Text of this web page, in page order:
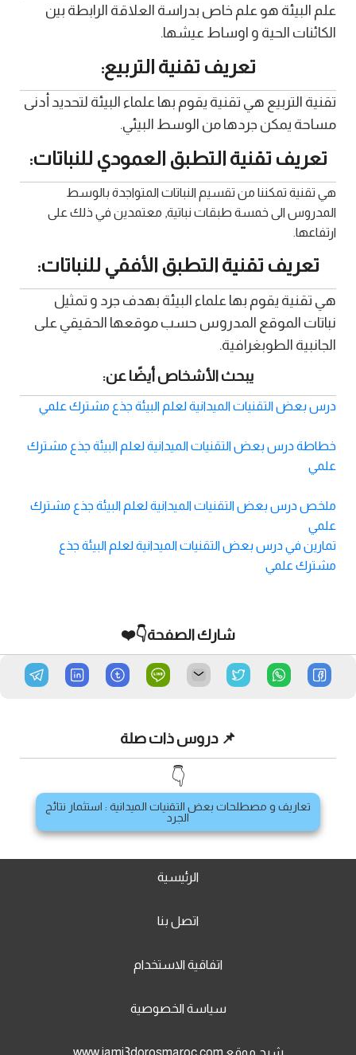
علم البيئة هو علم خاص بدراسة العلاقة الرابطة بين
الكائنات الحية و اوساط عيشها.
تعريف تقنية التربيع:
تقنية التربيع هي تقنية يقوم بها علماء البيئة لتحديد أدنى
مساحة يمكن جردها من الوسط البيئي.
تعريف تقنية التطبق العمودي للنباتات:
هي تقنية تمكننا من تقسيم النباتات المتواجدة بالوسط
المدروس الى خمسة طبقات نباتية, معتمدين في ذلك على
ارتفاعها.
تعريف تقنية التطبق الأفقي للنباتات:
هي تقنية يقوم بها علماء البيئة بهدف جرد و تمثيل
نباتات الموقع المدروس حسب موقعها الحقيقي على
الجانبية الطوبغرافية.
يبحث الأشخاص أيضًا عن:
درس بعض التقنيات الميدانية لعلم البيئة جذع مشترك علمي
خطاطة درس بعض التقنيات الميدانية لعلم البيئة جذع مشترك
علمي
ملخص درس بعض التقنيات الميدانية لعلم البيئة جذع مشترك
علمي
تمارين في درس بعض التقنيات الميدانية لعلم البيئة جذع
مشترك علمي
شارك الصفحة👇❤️
📌 دروس ذات صلة
👇
تعاريف و مصطلحات بعض التقنيات الميدانية : استثمار نتائج
الجرد
الرئيسية
اتصل بنا
اتفاقية الاستخدام
سياسة الخصوصية
شرح موقع www.jami3dorosmaroc.com